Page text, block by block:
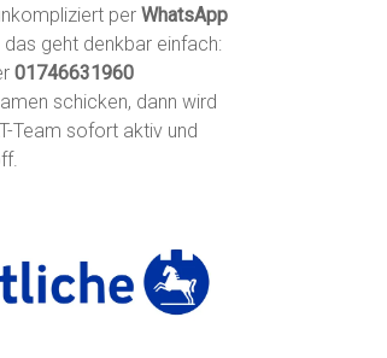
perWhatsApp
geht denkbar einfach:
01746631960
schicken, dann wird
Team sofort aktiv und